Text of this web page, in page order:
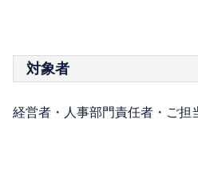
対象者
経営者・人事部門責任者・ご